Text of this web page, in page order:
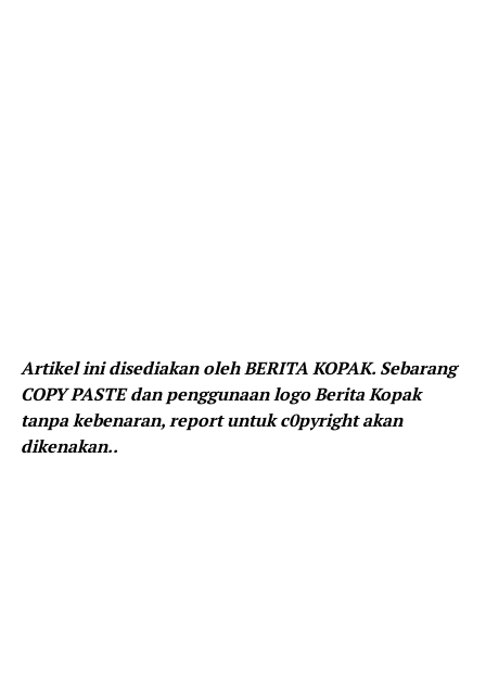
Artikel ini disediakan oleh BERITA KOPAK. Sebarang
COPY PASTE dan penggunaan logo Berita Kopak
tanpa kebenaran, report untuk c0pyright akan
dikenakan..